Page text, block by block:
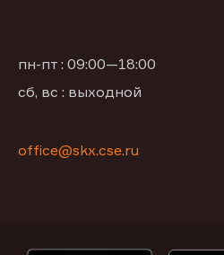
пн-пт : 09:00—18:00
сб, вс : выходной
office@skx.cse.ru